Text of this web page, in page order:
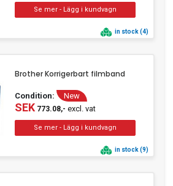
in stock (4)
Brother Korrigerbart filmband
Condition: New
SEK773.08,- excl. vat
in stock (9)